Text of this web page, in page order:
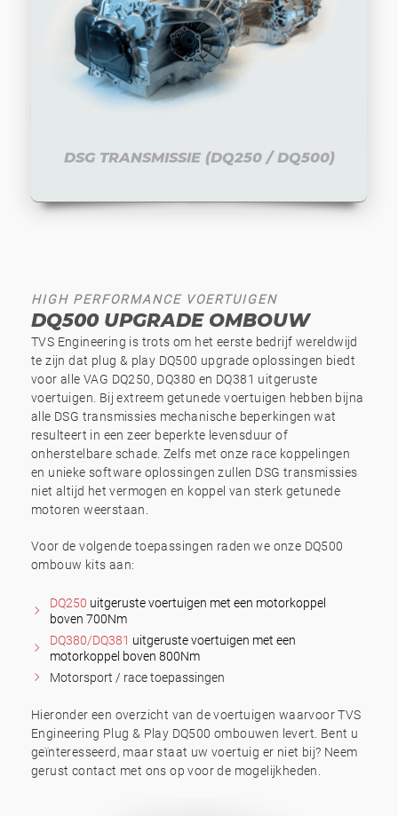
DSG TRANSMISSIE (DQ250 / DQ500)
HIGH PERFORMANCE VOERTUIGEN
DQ500 UPGRADE OMBOUW
TVS Engineering is trots om het eerste bedrijf wereldwijd
te zijn dat plug & play DQ500 upgrade oplossingen biedt
voor alle VAG DQ250, DQ380 en DQ381 uitgeruste
voertuigen. Bij extreem getunede voertuigen hebben bijna
alle DSG transmissies mechanische beperkingen wat
resulteert in een zeer beperkte levensduur of
onherstelbare schade. Zelfs met onze race koppelingen
en unieke software oplossingen zullen DSG transmissies
niet altijd het vermogen en koppel van sterk getunede
motoren weerstaan.
Voor de volgende toepassingen raden we onze DQ500
ombouw kits aan:
DQ250 uitgeruste voertuigen met een motorkoppel
boven 700Nm
DQ380/DQ381 uitgeruste voertuigen met een
motorkoppel boven 800Nm
Motorsport / race toepassingen
Hieronder een overzicht van de voertuigen waarvoor TVS
Engineering Plug & Play DQ500 ombouwen levert. Bent u
geïnteresseerd, maar staat uw voertuig er niet bij? Neem
gerust contact met ons op voor de mogelijkheden.